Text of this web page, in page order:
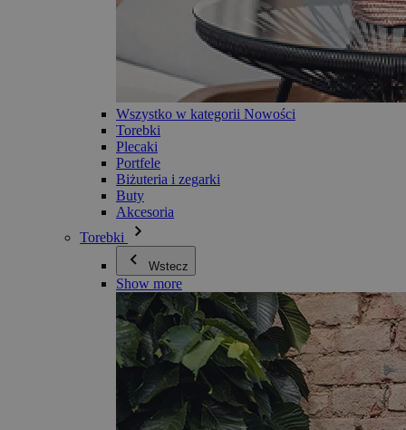
Wszystko w kategorii Nowości
Torebki
Plecaki
Portfele
Biżuteria i zegarki
Buty
Akcesoria
Torebki
Wstecz
Show more